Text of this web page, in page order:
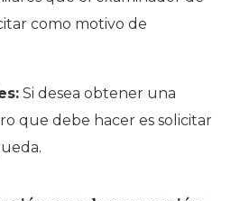
como motivo de
Si desea obtener una
que debe hacer es solicitar